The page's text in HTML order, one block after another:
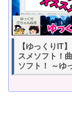
【ゆっくりIT
スメソフト！
ソフト！ ～ゆ